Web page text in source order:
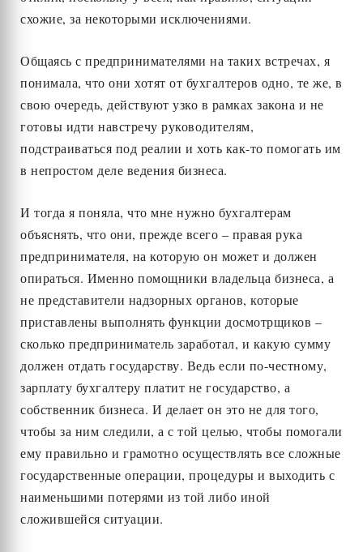
схожие, за некоторыми исключениями.
Общаясь с предпринимателями на таких встречах, я
понимала, что они хотят от бухгалтеров одно, те же, в
свою очередь, действуют узко в рамках закона и не
готовы идти навстречу руководителям,
подстраиваться под реалии и хоть как-то помогать им
в непростом деле ведения бизнеса.
И тогда я поняла, что мне нужно бухгалтерам
объяснять, что они, прежде всего – правая рука
предпринимателя, на которую он может и должен
опираться. Именно помощники владельца бизнеса, а
не представители надзорных органов, которые
приставлены выполнять функции досмотрщиков –
сколько предприниматель заработал, и какую сумму
должен отдать государству. Ведь если по-честному,
зарплату бухгалтеру платит не государство, а
собственник бизнеса. И делает он это не для того,
чтобы за ним следили, а с той целью, чтобы помогали
ему правильно и грамотно осуществлять все сложные
государственные операции, процедуры и выходить с
наименьшими потерями из той либо иной
сложившейся ситуации.